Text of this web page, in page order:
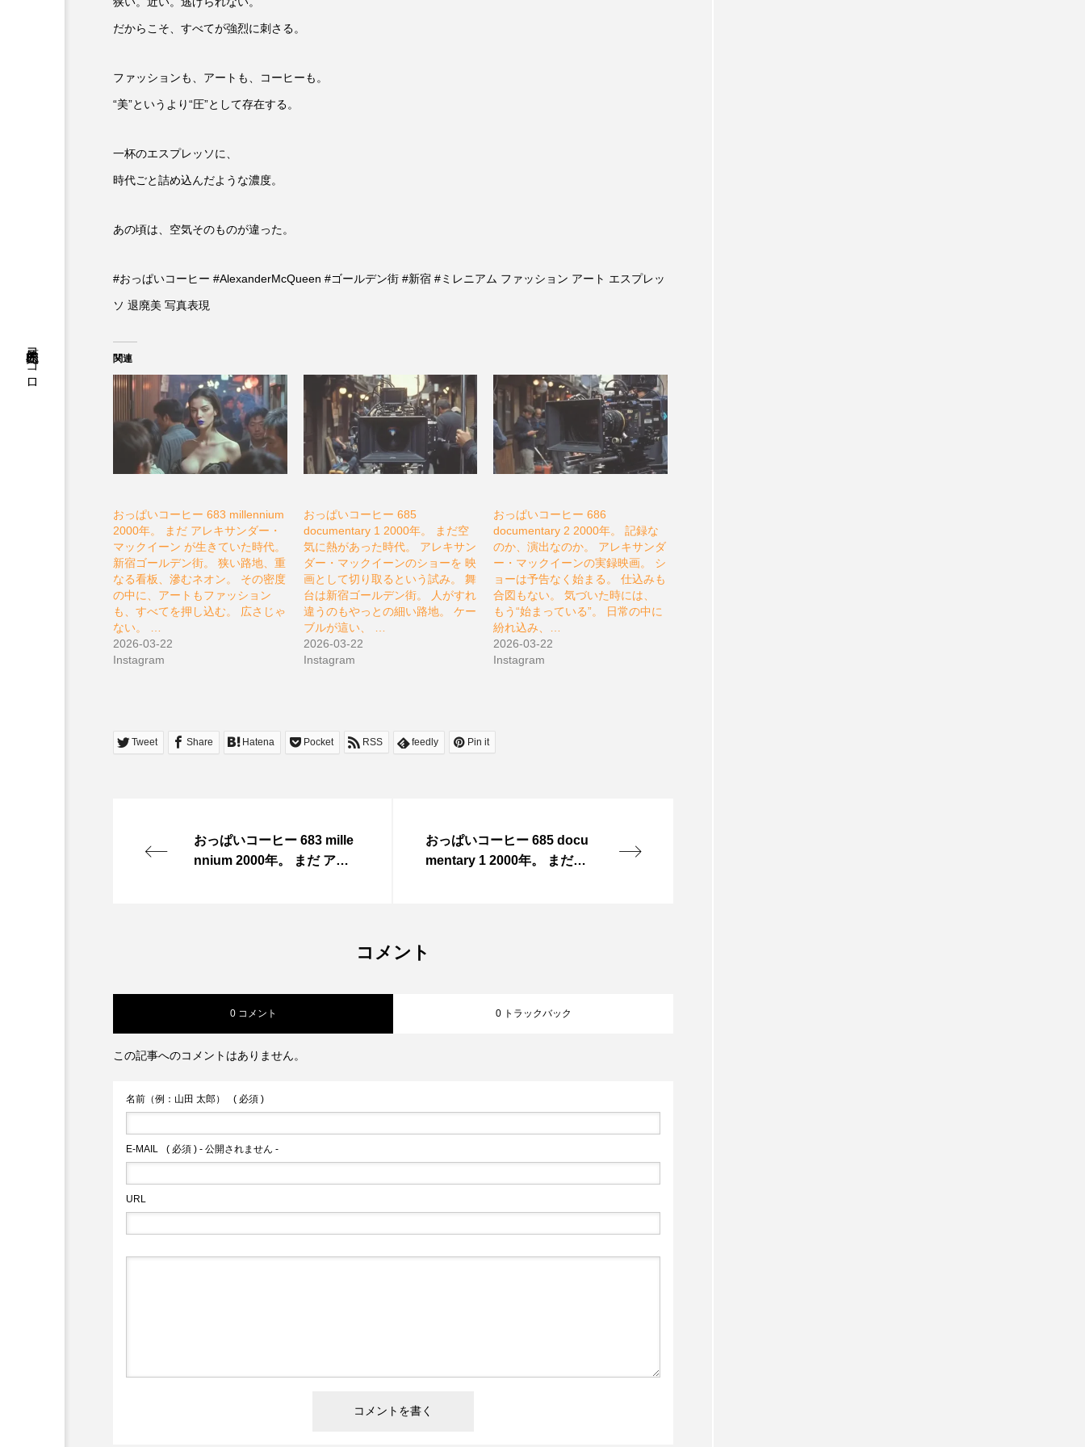
松原充久的ココロ
だからこそ、すべてが強烈に刺さる。
ファッションも、アートも、コーヒーも。
“美”というより“圧”として存在する。
一杯のエスプレッソに、
時代ごと詰め込んだような濃度。
あの頃は、空気そのものが違った。
#おっぱいコーヒー #AlexanderMcQueen #ゴールデン街 #新宿 #ミレニアム ファッション アート エスプレッ
ソ 退廃美 写真表現
関連
おっぱいコーヒー 683 millennium
2000年。 まだ アレキサンダー・
マックイーン が生きていた時代。
新宿ゴールデン街。 狭い路地、重
なる看板、滲むネオン。 その密度
の中に、アートもファッション
も、すべてを押し込む。 広さじゃ
ない。 …
2026-03-22
Instagram
おっぱいコーヒー 685
documentary 1 2000年。 まだ空
気に熱があった時代。 アレキサン
ダー・マックイーンのショーを 映
画として切り取るという試み。 舞
台は新宿ゴールデン街。 人がすれ
違うのもやっとの細い路地。 ケー
ブルが這い、 …
2026-03-22
Instagram
おっぱいコーヒー 686
documentary 2 2000年。 記録な
のか、演出なのか。 アレキサンダ
ー・マックイーンの実録映画。 シ
ョーは予告なく始まる。 仕込みも
合図もない。 気づいた時には、
もう“始まっている”。 日常の中に
紛れ込み、…
2026-03-22
Instagram
Tweet Share Hatena Pocket RSS feedly Pin it
おっぱいコーヒー 683 mille
nnium 2000年。 まだ アレ
おっぱいコーヒー 685 docu
mentary 1 2000年。 まだ空
コメント
0 コメント 0 トラックバック
この記事へのコメントはありません。
名前（例：山田 太郎） ( 必須 )
E-MAIL ( 必須 ) - 公開されません -
URL